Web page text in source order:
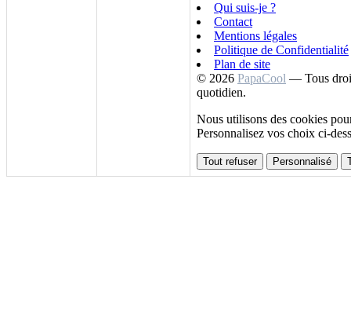
Qui suis-je ?
Contact
Mentions légales
Politique de Confidentialité
Plan de site
© 2026 PapaCool — Tous
quotidien.
Nous utilisons des cookies
Personnalisez vos choix ci-
Tout refuser Personnalisé